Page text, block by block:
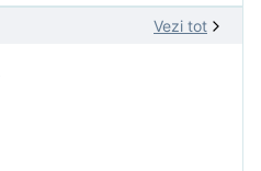
Vezi tot